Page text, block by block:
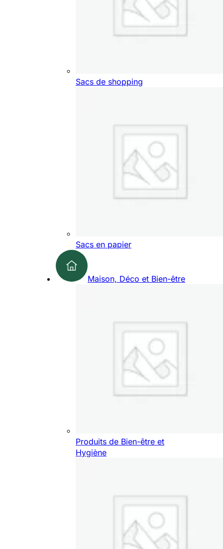
Sacs de shopping
Sacs en papier
Maison, Déco et Bien-être
Produits de Bien-être et
Hygiène